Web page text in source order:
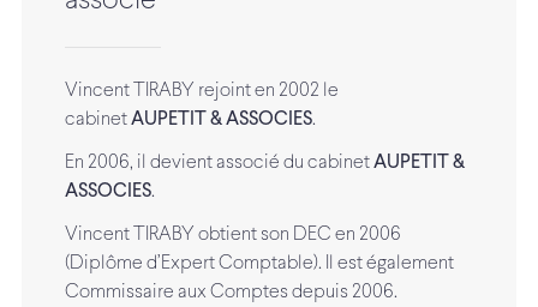
Vincent TIRABY rejoint en 2002 le
cabinet AUPETIT & ASSOCIES.
En 2006, il devient associé du cabinet AUPETIT &
ASSOCIES.
Vincent TIRABY obtient son DEC en 2006
(Diplôme d’Expert Comptable). Il est également
Commissaire aux Comptes depuis 2006.